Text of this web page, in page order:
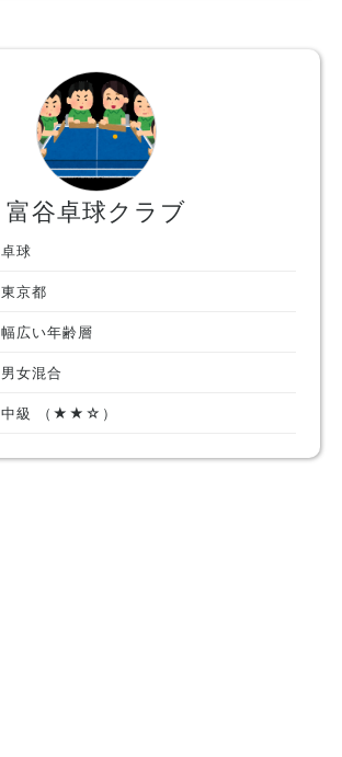
富谷卓球クラブ
卓球
東京都
幅広い年齢層
男女混合
中級 （★★☆）